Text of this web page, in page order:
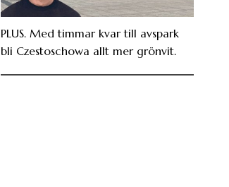
PLUS. Med timmar kvar till avspark
bli Czestoschowa allt mer grönvit.